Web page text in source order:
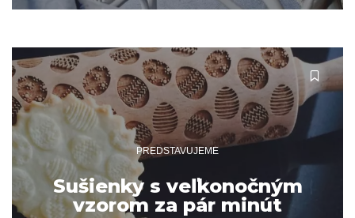
PREDSTAVUJEME
Sušienky s veľkonočným
vzorom za pár minút